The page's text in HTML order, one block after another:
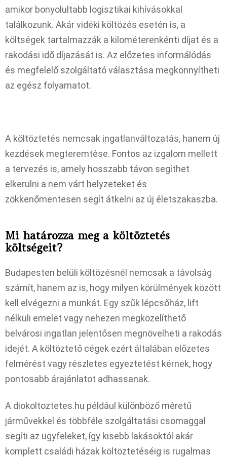
amikor bonyolultabb logisztikai kihívásokkal
találkozunk. Akár vidéki költözés esetén is, a
költségek tartalmazzák a kilométerenkénti díjat és a
rakodási idő díjazását is. Az előzetes informálódás
és megfelelő szolgáltató választása megkönnyítheti
az egész folyamatot.
A költöztetés nemcsak ingatlanváltozatás, hanem új
kezdések megteremtése. Fontos az izgalom mellett
a tervezés is, amely hosszabb távon segíthet
elkerülni a nem várt helyzeteket és
zökkenőmentesen segít átkelni az új életszakaszba.
Mi határozza meg a költöztetés
költségeit?
Budapesten belüli költözésnél nemcsak a távolság
számít, hanem az is, hogy milyen körülmények között
kell elvégezni a munkát. Egy szűk lépcsőház, lift
nélküli emelet vagy nehezen megközelíthető
belvárosi ingatlan jelentősen megnövelheti a rakodás
idejét. A költöztető cégek ezért általában előzetes
felmérést vagy részletes egyeztetést kérnek, hogy
pontosabb árajánlatot adhassanak.
A diokoltoztetes.hu például különböző méretű
járművekkel és többféle szolgáltatási csomaggal
segíti az ügyfeleket, így kisebb lakásoktól akár
komplett családi házak költöztetéséig is rugalmas